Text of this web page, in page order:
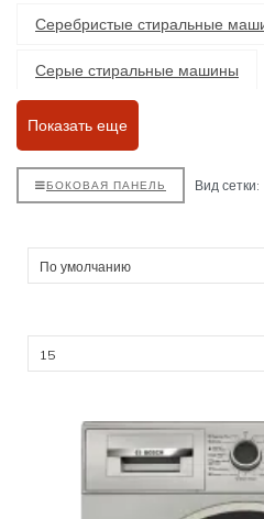
Серебристые стиральные
Серые стиральные машины
Встраиваемые стиральные
Отдельностоящие
Стиральные машины с сушкой
Стиральные машины с
Класс А+++
Стиральные машины с
С загрузкой 6 кг С
Показать еще
БОКОВАЯ ПАНЕЛЬ Вид сетки: